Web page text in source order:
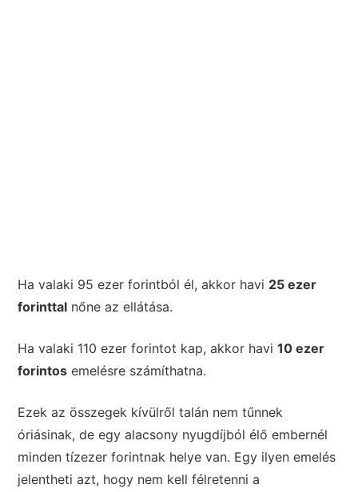
Ha valaki 95 ezer forintból él, akkor havi 25 ezer
forinttal nőne az ellátása.
Ha valaki 110 ezer forintot kap, akkor havi10 ezer
forintos emelésre számíthatna.
Ezek az összegek kívülről talán nem tűnnek
óriásinak, de egy alacsony nyugdíjból élő embernél
minden tízezer forintnak helye van. Egy ilyen emelés
jelentheti azt, hogy nem kell félretenni a